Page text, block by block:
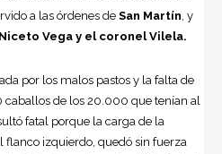
a las órdenes de San Martín , y
Niceto Vega y el coronel Vilela.
por los malos pastos y la falta de
de los 20.000 que tenían al
fatal porque la carga de la
flanco izquierdo, quedó sin fuerza